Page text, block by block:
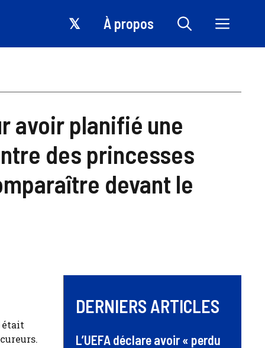
𝕏 À propos
avoir planifié une
des princesses
devant le
était
DERNIERS ARTICLES
L’UEFA déclare avoir « perdu